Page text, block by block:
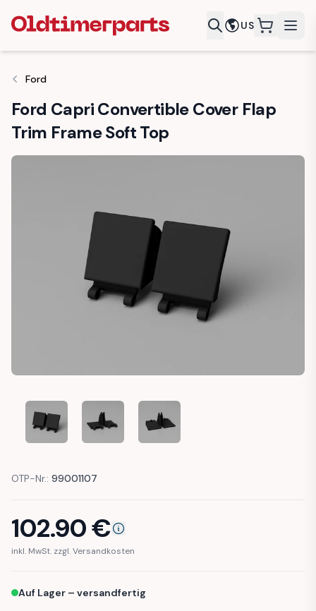
US
Ford
Ford Capri Convertible Cover Flap
Trim Frame Soft Top
FORD CAPRI CONVERTIBLE COVER FLAP TRIM FRAME SOFT
FORD CAPRI CONVERTIBLE COVER FLAP TRIM
FORD CAPRI CONVERTIBLE COVER
OTP-Nr.: 99001107
102.90€
inkl. MwSt. zzgl. Versandkosten
Auf Lager – versandfertig